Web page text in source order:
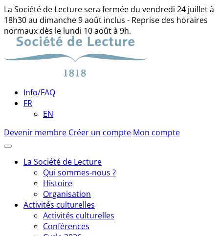
La Société de Lecture sera fermée du vendredi 24 juillet à
18h30 au dimanche 9 août inclus - Reprise des horaires
normaux dès le lundi 10 août à 9h.
Skip
content
Info/FAQ
FR
EN
Devenir membre Créer un compte Mon compte
La Société de Lecture
Qui sommes-nous ?
Histoire
Organisation
Activités culturelles
Activités culturelles
Conférences